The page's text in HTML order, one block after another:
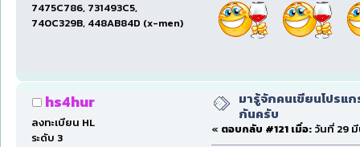
7475C786, 731493C5,
740C329B, 448AB84D (x-men)
hs4hur
ลงทะเบียน HL
ระดับ 3
มารู้จักคนเขียนโปรแก
กันครับ
« ตอบกลับ #121 เมื่อ: วันที่ 29 มี